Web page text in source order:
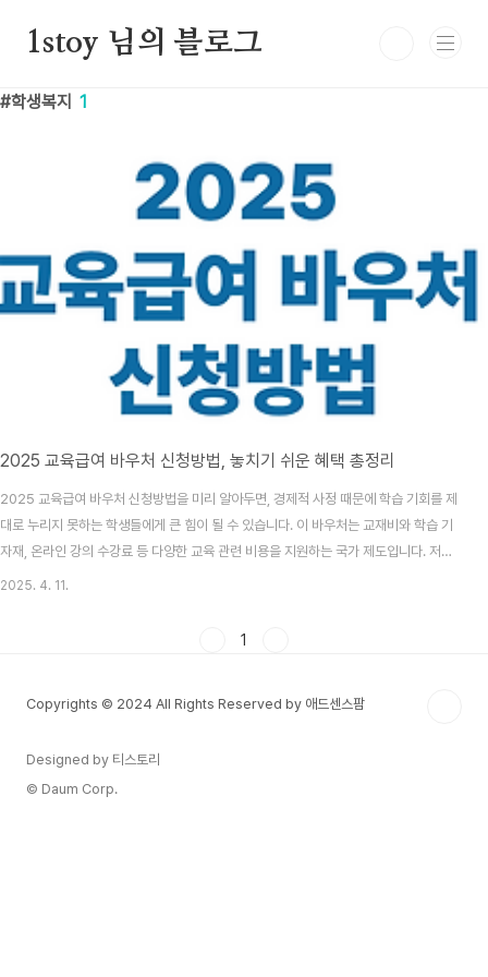
1stoy 님의 블로그
학생복지 1
2025 교육급여 바우처 신청방법, 놓치기 쉬운 혜택 총정리
2025 교육급여 바우처 신청방법을 미리 알아두면, 경제적 사정 때문에 학습 기회를 제
대로 누리지 못하는 학생들에게 큰 힘이 될 수 있습니다. 이 바우처는 교재비와 학습 기
자재, 온라인 강의 수강료 등 다양한 교육 관련 비용을 지원하는 국가 제도입니다. 저소
득층 가정의 학생을 지원한다는 점에서, 교육 격차를 완화하고 학생들이 보다 폭넓은 학
디지털 교육 환경을 강화하려..
2025. 4. 11.
1
Copyrights © 2024 All Rights Reserved by 애드센스팜
Designed by 티스토리
© Daum Corp.